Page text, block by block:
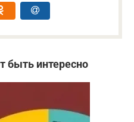
быть интересно